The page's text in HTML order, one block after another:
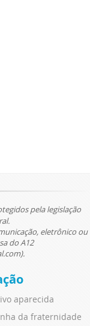
pela legislação
eletrônico ou
do A12
aparecida
da fraternidade